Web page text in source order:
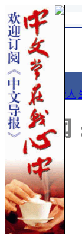
登录名:
首
页
导报
要闻 论坛 华人
:: 新闻